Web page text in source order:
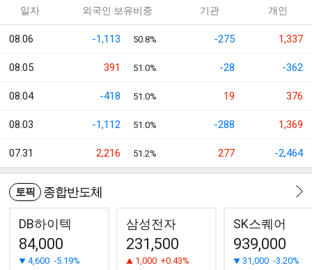
일자 외국인·보유비중 기관 개인
08.06 -1,113 50.8% -275 1,337
08.05 391 51.0% -28 -362
08.04 -418 51.0% 19 376
08.03 -1,112 51.0% -288 1,369
07.31 2,216 51.2% 277 -2,464
토픽 종합반도체
DB하이텍
84,000
4,600 -5.19%
삼성전자
231,500
1,000 +0.43%
SK스퀘어
939,000
31,000 -3.20%